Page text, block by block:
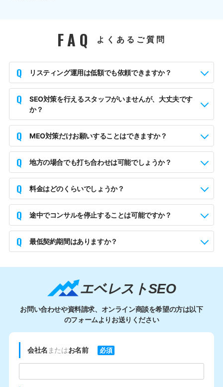
FAQ よくあるご質問
Q リスティング運用は低額でも依頼できますか？
Q
SEO対策を行えるスタッフがいませんが、大丈夫です
か？
Q MEO対策だけお願いすることはできますか？
Q 地方の場合でも打ち合わせは可能でしょうか？
Q 料金はどのくらいでしょうか？
Q 途中でコンサルを停止することは可能ですか？
Q 最低契約期間はありますか？
エベレストSEO
お問い合わせや資料請求、オンライン商談を希望の方は以下
のフォームよりお送りください
会社名 またはお名前 必須